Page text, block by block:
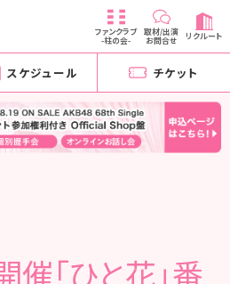
ファンクラブ
-柱の会-
取材/出演
お問合せ リクルート
スケジュール チケット
「ひと花」番